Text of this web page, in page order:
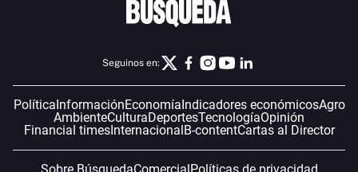
Seguinos en:
PolíticaInformaciónEconomíaIndicadores económicosAgro
AmbienteCulturaDeportesTecnologíaOpinión
Financial timesInternacionalB-contentCartas al Director